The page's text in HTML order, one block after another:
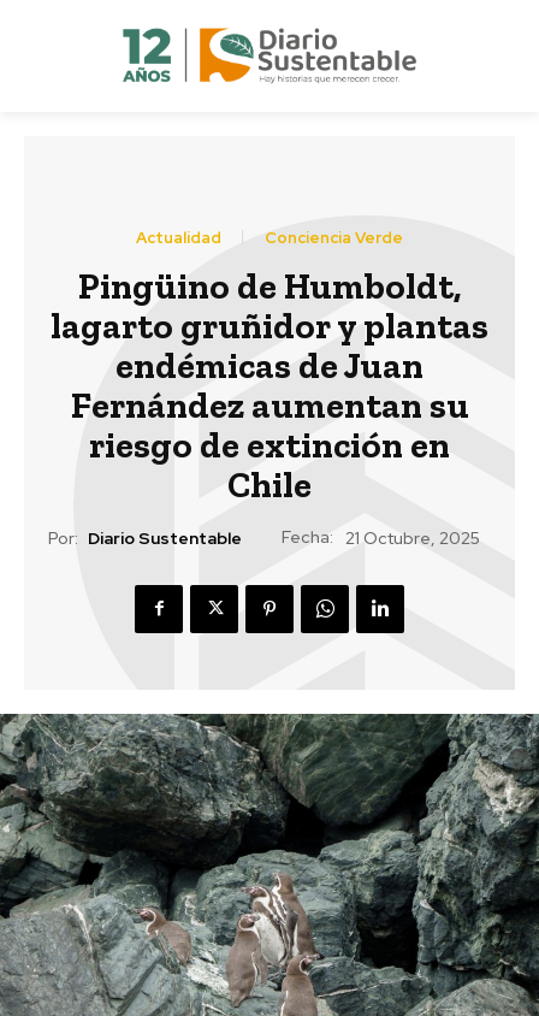
Actualidad Conciencia Verde
Pingüino de Humboldt,
lagarto gruñidor y plantas
endémicas de Juan
Fernández aumentan su
riesgo de extinción en
Chile
Por: Diario Sustentable Fecha: 21 Octubre, 2025